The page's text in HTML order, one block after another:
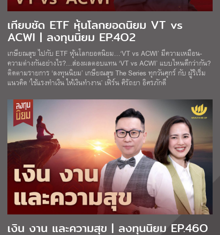
เทียบชัด ETF หุ้นโลกยอดนิยม VT vs
ACWI | ลงทุนนิยม EP.4O2
เกษียณสุข ไปกับ ETF หุ้นโลกยอดนิยม…‘VT vs ACWI’ มีความเหมือน-
ความต่างกันอย่างไร?…ส่องผลตอบแทน ‘VT vs ACWI’ แบบไหนดีกว่ากัน?
ติดตามรายการ ‘ลงทุนนิยม’ เกษียณสุข The Series ทุกวันศุกร์ กับ ผู้ริเริ่ม
แนวคิด ‘ใช้แรงทำเงิน ให้เงินทำงาน’ เฟิร์น ศิรัถยา อิศรภักดี
เงิน งาน และความสุข | ลงทุนนิยม EP.46O